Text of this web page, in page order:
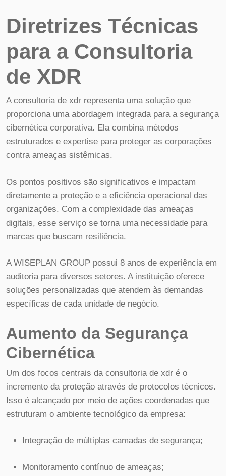
Diretrizes Técnicas
para a Consultoria
de XDR
A consultoria de xdr representa uma solução que
proporciona uma abordagem integrada para a segurança
cibernética corporativa. Ela combina métodos
estruturados e expertise para proteger as corporações
contra ameaças sistêmicas.
Os pontos positivos são significativos e impactam
diretamente a proteção e a eficiência operacional das
organizações. Com a complexidade das ameaças
digitais, esse serviço se torna uma necessidade para
marcas que buscam resiliência.
A WISEPLAN GROUP possui 8 anos de experiência em
auditoria para diversos setores. A instituição oferece
soluções personalizadas que atendem às demandas
específicas de cada unidade de negócio.
Aumento da Segurança
Cibernética
Um dos focos centrais da consultoria de xdr é o
incremento da proteção através de protocolos técnicos.
Isso é alcançado por meio de ações coordenadas que
estruturam o ambiente tecnológico da empresa:
Integração de múltiplas camadas de segurança;
Monitoramento contínuo de ameaças;